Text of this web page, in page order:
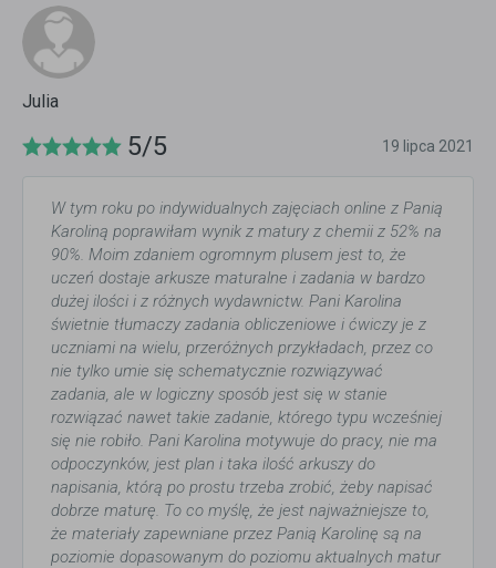
Julia
5/5 19 lipca 2021
W tym roku po indywidualnych zajęciach online z Panią
Karoliną poprawiłam wynik z matury z chemii z 52% na
90%. Moim zdaniem ogromnym plusem jest to, że
uczeń dostaje arkusze maturalne i zadania w bardzo
dużej ilości i z różnych wydawnictw. Pani Karolina
świetnie tłumaczy zadania obliczeniowe i ćwiczy je z
uczniami na wielu, przeróżnych przykładach, przez co
nie tylko umie się schematycznie rozwiązywać
zadania, ale w logiczny sposób jest się w stanie
rozwiązać nawet takie zadanie, którego typu wcześniej
się nie robiło. Pani Karolina motywuje do pracy, nie ma
odpoczynków, jest plan i taka ilość arkuszy do
napisania, którą po prostu trzeba zrobić, żeby napisać
dobrze maturę. To co myślę, że jest najważniejsze to,
że materiały zapewniane przez Panią Karolinę są na
poziomie dopasowanym do poziomu aktualnych matur